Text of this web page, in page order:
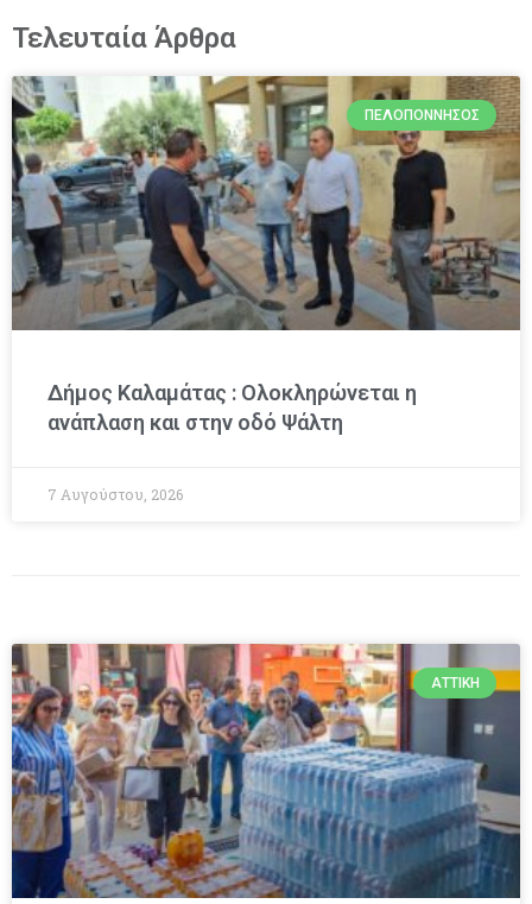
Τελευταία Άρθρα
ΠΕΛΟΠΌΝΝΗΣΟΣ
Δήμος Καλαμάτας : Ολοκληρώνεται η
ανάπλαση και στην οδό Ψάλτη
7 Αυγούστου, 2026
ΑΤΤΙΚΉ